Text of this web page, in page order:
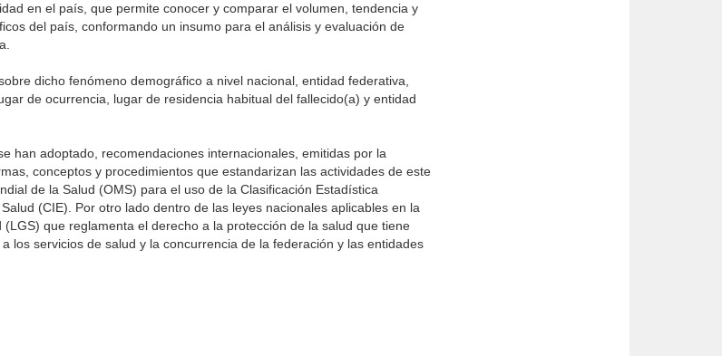
en el país, que permite conocer y comparar el volumen, tendencia y
del país, conformando un insumo para el análisis y evaluación de
dicho fenómeno demográfico a nivel nacional, entidad federativa,
de ocurrencia, lugar de residencia habitual del fallecido(a) y entidad
han adoptado, recomendaciones internacionales, emitidas por la
conceptos y procedimientos que estandarizan las actividades de este
de la Salud (OMS) para el uso de la Clasificación Estadística
(CIE). Por otro lado dentro de las leyes nacionales aplicables en la
que reglamenta el derecho a la protección de la salud que tiene
los servicios de salud y la concurrencia de la federación y las entidades